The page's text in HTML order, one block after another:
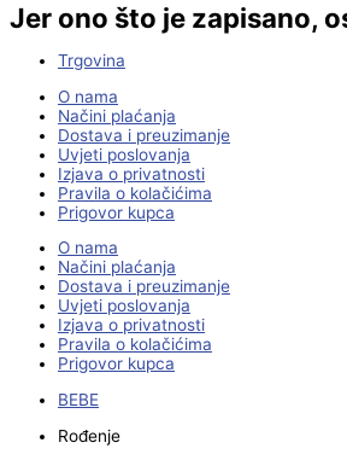
Jer ono što je zapisano,
Trgovina
O nama
Načini plaćanja
Dostava i preuzimanje
Uvjeti poslovanja
Izjava o privatnosti
Pravila o kolačićima
Prigovor kupca
O nama
Načini plaćanja
Dostava i preuzimanje
Uvjeti poslovanja
Izjava o privatnosti
Pravila o kolačićima
Prigovor kupca
BEBE
Rođenje